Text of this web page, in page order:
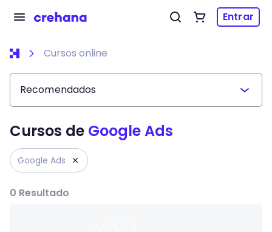
Entrar
Cursos online
Recomendados
Cursos de Google Ads
Google Ads
0 Resultado